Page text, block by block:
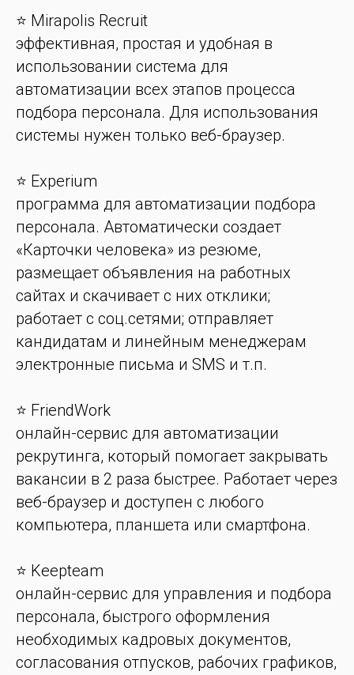
⭐️ Mirapolis Recruit
эффективная, простая и удобная в
использовании система для
автоматизации всех этапов процесса
подбора персонала. Для использования
системы нужен только веб-браузер.
⭐️ Experium
программа для автоматизации подбора
персонала. Автоматически создает
«Карточки человека» из резюме,
размещает объявления на работных
сайтах и скачивает с них отклики;
работает с соц.сетями; отправляет
кандидатам и линейным менеджерам
электронные письма и SMS и т.п.
⭐️ FriendWork
онлайн-сервис для автоматизации
рекрутинга, который помогает закрывать
вакансии в 2 раза быстрее. Работает через
веб-браузер и доступен с любого
компьютера, планшета или смартфона.
⭐️ Keepteam
онлайн-сервис для управления и подбора
персонала, быстрого оформления
необходимых кадровых документов,
согласования отпусков, рабочих графиков,